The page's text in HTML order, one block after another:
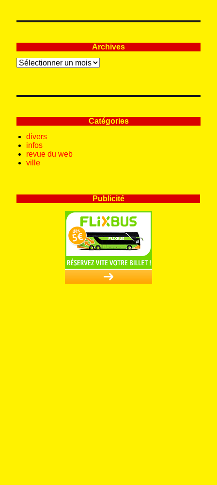
Archives
Archives
Catégories
divers
infos
revue du web
ville